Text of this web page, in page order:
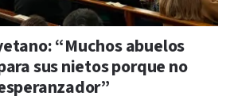
“Muchos abuelos
sus nietos porque no